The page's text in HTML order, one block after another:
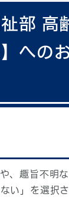
祉部 高
への
、趣旨不明
ない」を選択